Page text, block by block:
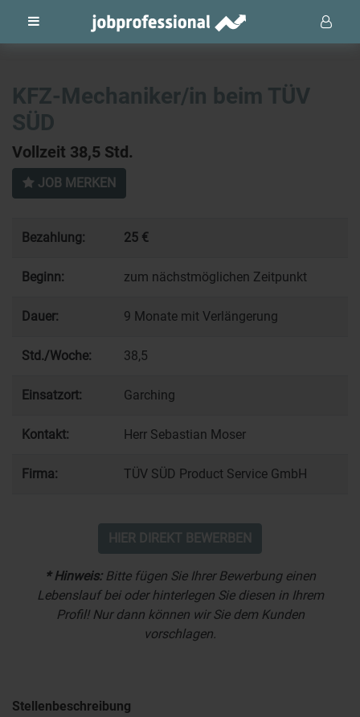
KFZ-Mechaniker/in beim TÜV
SÜD
Vollzeit 38,5 Std.
JOB MERKEN
Stellenbeschreibung
Bezahlung: 25 €
Beginn: zum nächstmöglichen Zeitpunkt
Dauer: 9 Monate mit Verlängerung
Std./Woche: 38,5
Einsatzort: Garching
Kontakt: Herr Sebastian Moser
Firma: TÜV SÜD Product Service GmbH
HIER DIREKT BEWERBEN
* Hinweis:Bitte fügen Sie Ihrer Bewerbung einen
Lebenslauf bei oder hinterlegen Sie diesen in Ihrem
Profil! Nur dann können wir Sie dem Kunden
vorschlagen.